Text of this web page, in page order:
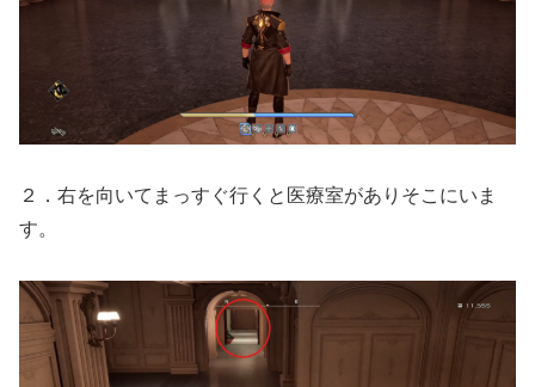
２．右を向いてまっすぐ行くと医療室がありそこにいま
す。